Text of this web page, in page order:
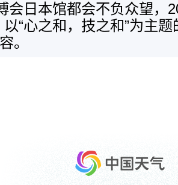
会日本馆都会不负众望，
“心之和，技之和”为主
。